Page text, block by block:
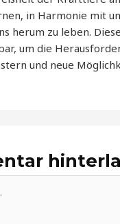
in Harmonie mit
herum zu leben.
um die
und neue